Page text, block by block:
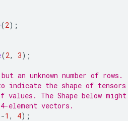
(2);
(2, 3);
an unknown number of rows.
the shape of tensors
The Shape below
element vectors.
-1 , 4);